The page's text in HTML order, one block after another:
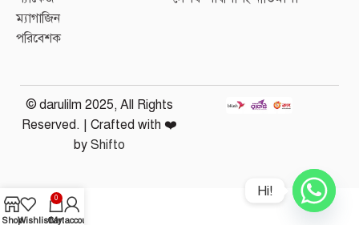
ম্যাগাজিন
পরিবেশক
© darulilm 2025, All Rights
Reserved. | Crafted with ❤️
byShifto
ShopWishlist
0
Cart
My account
Hi!